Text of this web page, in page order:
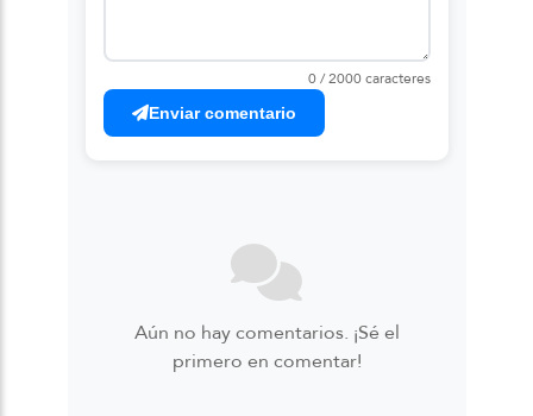
0 / 2000 caracteres
Enviar comentario
Aún no hay comentarios. ¡Sé el
primero en comentar!